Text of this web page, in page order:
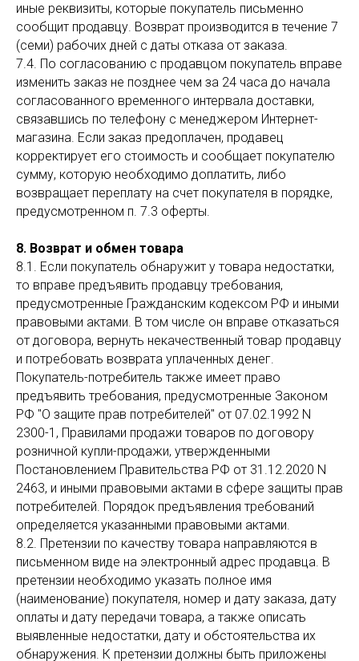
иные реквизиты, которые покупатель письменно
сообщит продавцу. Возврат производится в течение 7
(семи) рабочих дней с даты отказа от заказа.
7.4. По согласованию с продавцом покупатель вправе
изменить заказ не позднее чем за 24 часа до начала
согласованного временного интервала доставки,
связавшись по телефону с менеджером Интернет-
магазина. Если заказ предоплачен, продавец
корректирует его стоимость и сообщает покупателю
сумму, которую необходимо доплатить, либо
возвращает переплату на счет покупателя в порядке,
предусмотренном п. 7.3 оферты.
8. Возврат и обмен товара
8.1. Если покупатель обнаружит у товара недостатки,
то вправе предъявить продавцу требования,
предусмотренные Гражданским кодексом РФ и иными
правовыми актами. В том числе он вправе отказаться
от договора, вернуть некачественный товар продавцу
и потребовать возврата уплаченных денег.
Покупатель-потребитель также имеет право
предъявить требования, предусмотренные Законом
РФ "О защите прав потребителей" от 07.02.1992 N
2300-1, Правилами продажи товаров по договору
розничной купли-продажи, утвержденными
Постановлением Правительства РФ от 31.12.2020 N
2463, и иными правовыми актами в сфере защиты прав
потребителей. Порядок предъявления требований
определяется указанными правовыми актами.
8.2. Претензии по качеству товара направляются в
письменном виде на электронный адрес продавца. В
претензии необходимо указать полное имя
(наименование) покупателя, номер и дату заказа, дату
оплаты и дату передачи товара, а также описать
выявленные недостатки, дату и обстоятельства их
обнаружения. К претензии должны быть приложены